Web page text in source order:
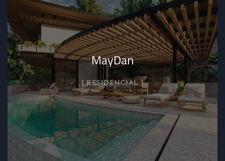
MayDan
RESIDENCIAL